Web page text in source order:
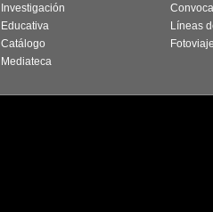
Investigación
Educativa
Catálogo
Mediateca
Líneas